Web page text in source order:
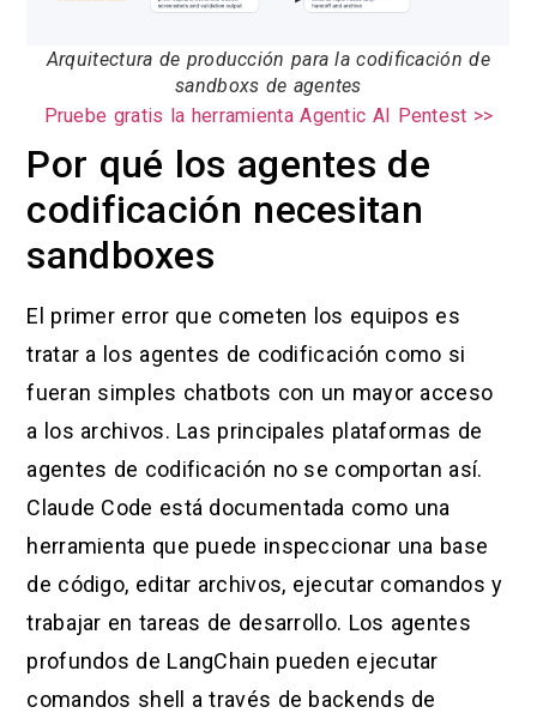
Arquitectura de producción para la codificación de
sandboxs de agentes
Pruebe gratis la herramienta Agentic AI Pentest >>
Por qué los agentes de
codificación necesitan
sandboxes
El primer error que cometen los equipos es
tratar a los agentes de codificación como si
fueran simples chatbots con un mayor acceso
a los archivos. Las principales plataformas de
agentes de codificación no se comportan así.
Claude Code está documentada como una
herramienta que puede inspeccionar una base
de código, editar archivos, ejecutar comandos y
trabajar en tareas de desarrollo. Los agentes
profundos de LangChain pueden ejecutar
comandos shell a través de backends de